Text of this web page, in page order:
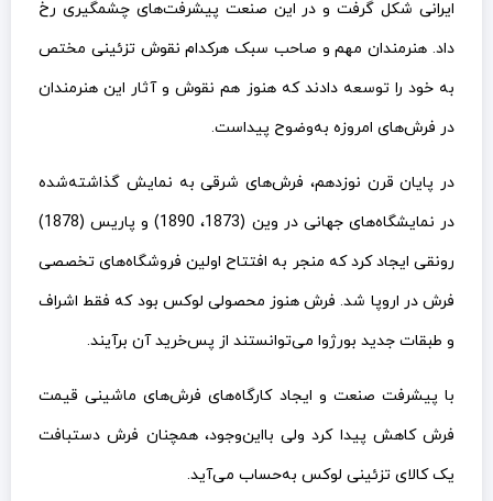
ایرانی شکل گرفت و در این صنعت پیشرفت‌های چشمگیری رخ
داد. هنرمندان مهم و صاحب سبک هرکدام نقوش تزئینی مختص
به خود را توسعه دادند که هنوز هم نقوش و آثار این هنرمندان
در فرش‌های امروزه به‌وضوح پیداست.
در پایان قرن نوزدهم، فرش‌های شرقی به نمایش گذاشته‌شده
در نمایشگاه‌های جهانی در وین (1873، 1890) و پاریس (1878)
رونقی ایجاد کرد که منجر به افتتاح اولین فروشگاه‌های تخصصی
فرش در اروپا شد. فرش هنوز محصولی لوکس بود که فقط اشراف
و طبقات جدید بورژوا می‌توانستند از پس‌خرید آن برآیند.
با پیشرفت صنعت و ایجاد کارگاه‌های فرش‌های ماشینی قیمت
فرش کاهش پیدا کرد ولی بااین‌وجود، همچنان فرش دستبافت
یک کالای تزئینی لوکس به‌حساب می‌آید.